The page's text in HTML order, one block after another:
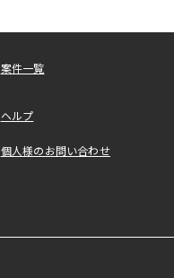
案件一覧
ヘルプ
個人様のお問い合わせ